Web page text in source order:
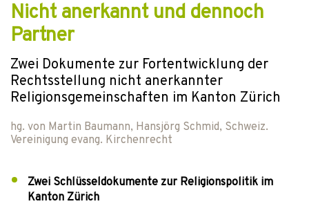
Nicht anerkannt und dennoch
Partner
Zwei Dokumente zur Fortentwicklung der
Rechtsstellung nicht anerkannter
Religionsgemeinschaften im Kanton Zürich
hg. von Martin Baumann, Hansjörg Schmid, Schweiz.
Vereinigung evang. Kirchenrecht
Zwei Schlüsseldokumente zur Religionspolitik im
Kanton Zürich